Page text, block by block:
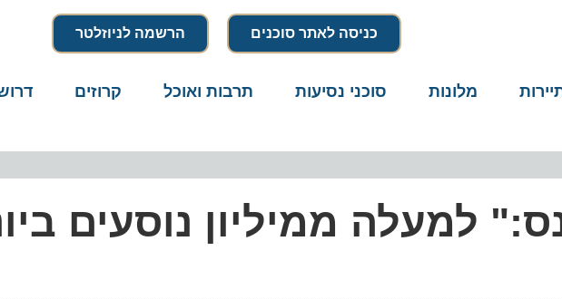
כניסה לאתר סוכנים הרשמה לניוזלטר
מלונות סוכני נסיעות תרבות ואוכל קרוזים דרושים
למעלה ממיליון נוסעים ביוני